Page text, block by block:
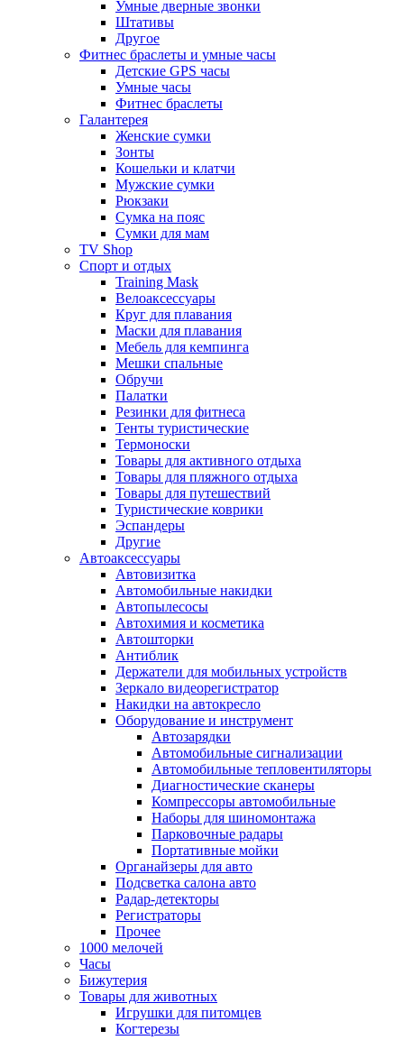
Умные дверные звонки
Штативы
Другое
Фитнес браслеты и умные часы
Детские GPS часы
Умные часы
Фитнес браслеты
Галантерея
Женские сумки
Зонты
Кошельки и клатчи
Мужские сумки
Рюкзаки
Сумка на пояс
Сумки для мам
TV Shop
Спорт и отдых
Training Mask
Велоаксессуары
Круг для плавания
Маски для плавания
Мебель для кемпинга
Мешки спальные
Обручи
Палатки
Резинки для фитнеса
Тенты туристические
Термоноски
Товары для активного отдыха
Товары для пляжного отдыха
Товары для путешествий
Туристические коврики
Эспандеры
Другие
Автоаксессуары
Автовизитка
Автомобильные накидки
Автопылесосы
Автохимия и косметика
Автошторки
Антиблик
Держатели для мобильных устройств
Зеркало видеорегистратор
Накидки на автокресло
Оборудование и инструмент
Автозарядки
Автомобильные сигнализации
Автомобильные тепловентиляторы
Диагностические сканеры
Компрессоры автомобильные
Наборы для шиномонтажа
Парковочные радары
Портативные мойки
Органайзеры для авто
Подсветка салона авто
Радар-детекторы
Регистраторы
Прочее
1000 мелочей
Часы
Бижутерия
Товары для животных
Игрушки для питомцев
Когтерезы